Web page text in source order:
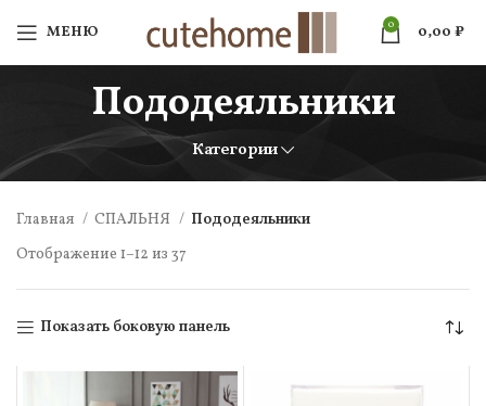
МЕНЮ 0 0,00 ₽
Пододеяльники
Категории
Главная СПАЛЬНЯ
Пододеяльники
Отображение 1–12 из 37
Показать боковую панель